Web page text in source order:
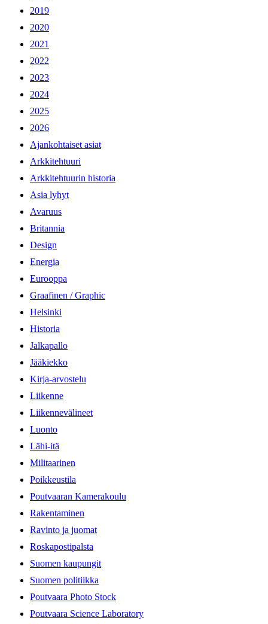
2019
2020
2021
2022
2023
2024
2025
2026
Ajankohtaiset asiat
Arkkitehtuuri
Arkkitehtuurin historia
Asia lyhyt
Avaruus
Britannia
Design
Energia
Eurooppa
Graafinen / Graphic
Helsinki
Historia
Jalkapallo
Jääkiekko
Kirja-arvostelu
Liikenne
Liikennevälineet
Luonto
Lähi-itä
Militaarinen
Poikkeustila
Poutvaaran Kamerakoulu
Rakentaminen
Ravinto ja juomat
Roskapostipalsta
Suomen kaupungit
Suomen politiikka
Poutvaara Photo Stock
Poutvaara Science Laboratory